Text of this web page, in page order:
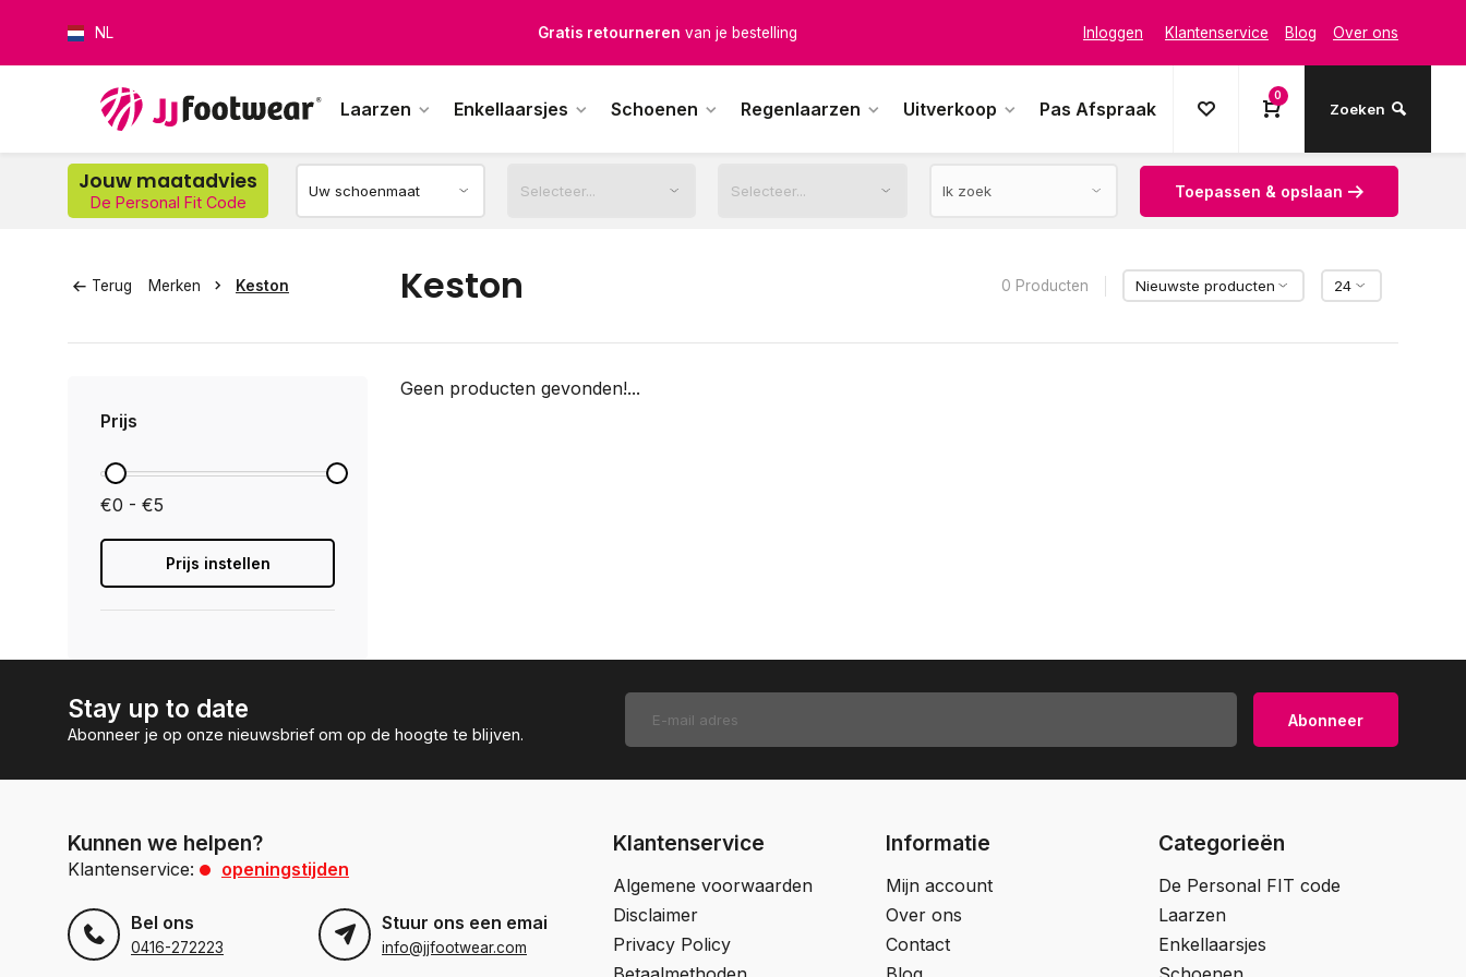
NL Gratis retourneren van je bestelling Inloggen Klantenservice Blog Over ons
Laarzen Enkellaarsjes Schoenen Regenlaarzen Uitverkoop Pas Afspraak
0
Zoeken
Jouw maatadvies
De Personal Fit Code
Toepassen & opslaan
Terug Merken Keston Keston 0 Producten
Prijs
€0 - €5
Prijs instellen
Geen producten gevonden!...
Stay up to date
Abonneer je op onze nieuwsbrief om op de hoogte te blijven.
Abonneer
Kunnen we helpen?
Klantenservice: openingstijden
Bel ons
0416-272223
Stuur ons een email
info@jjfootwear.com
Klantenservice
Algemene voorwaarden
Disclaimer
Privacy Policy
Informatie
Mijn account
Over ons
Contact
Categorieën
De Personal FIT code
Laarzen
Enkellaarsjes